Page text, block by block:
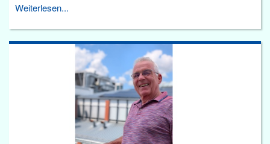
Weiterlesen...